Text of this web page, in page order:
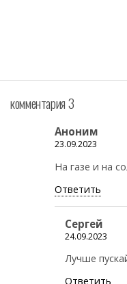
комментария 3
Аноним
23.09.2023
На газе и на
Ответить
Сергей
24.09.2023
Лучше
Ответить